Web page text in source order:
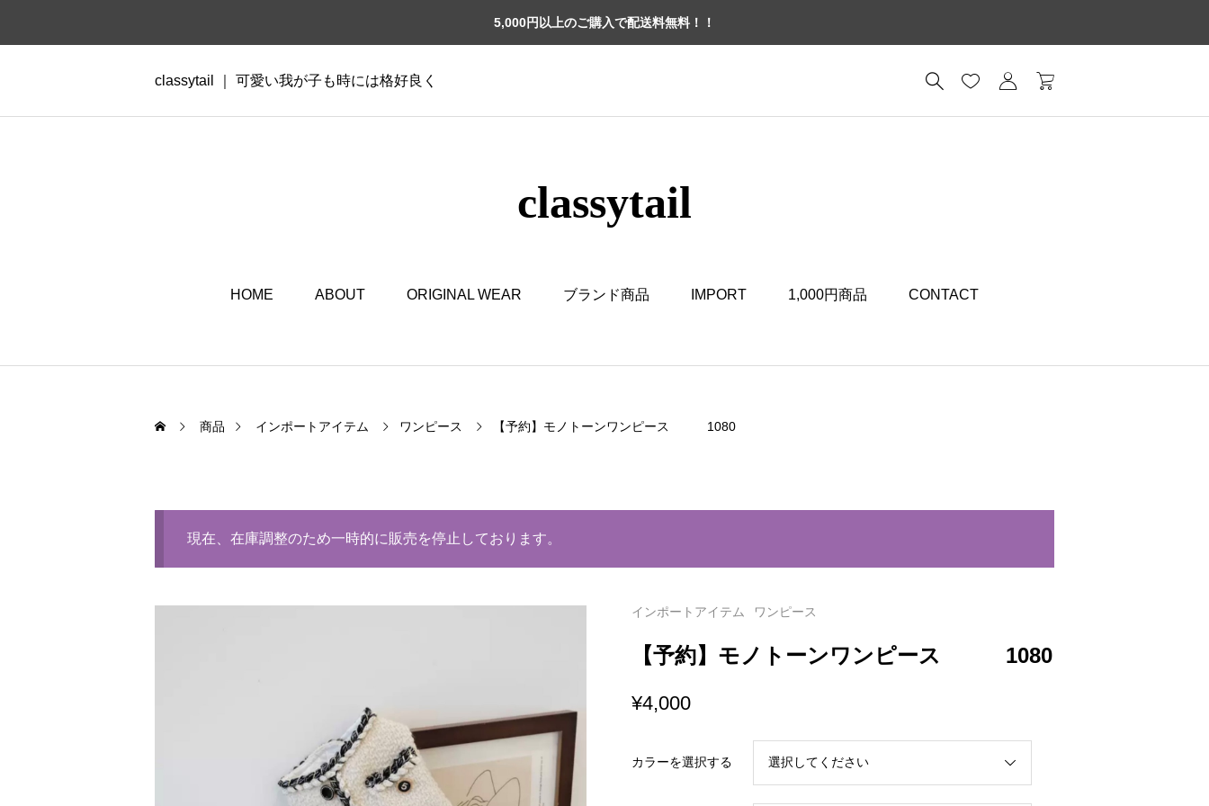
5,000円以上のご購入で配送料無料！！
classytail ｜ 可愛い我が子も時には格好良く
classytail
HOME ABOUT ORIGINAL WEAR ブランド商品 IMPORT 1,000円商品 CONTACT
商品 インポートアイテム ワンピース 【予約】モノトーンワンピース 1080
現在、在庫調整のため一時的に販売を停止しております。
インポートアイテム ワンピース
【予約】モノトーンワンピース 1080
¥4,000
カラーを選択する